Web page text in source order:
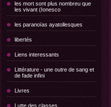
les mort sont plus nombreu que
les vivant (Ionesco
les paranoïas ayatollesques
libertés
Liens interessants
Littérature - une outre de sang et
de fade infini
Livres
Lutte des classes